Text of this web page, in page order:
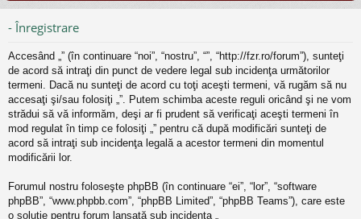
- Înregistrare
Accesând „” (în continuare “noi”, “nostru”, “”, “http://fzr.ro/forum”), sunteţi
de acord să intraţi din punct de vedere legal sub incidenţa următorilor
termeni. Dacă nu sunteţi de acord cu toţi aceşti termeni, vă rugăm să nu
accesaţi şi/sau folosiţi „”. Putem schimba aceste reguli oricând şi ne vom
strădui să vă informăm, deşi ar fi prudent să verificaţi aceşti termeni în
mod regulat în timp ce folosiţi „” pentru că după modificări sunteţi de
acord să intraţi sub incidenţa legală a acestor termeni din momentul
modificării lor.
Forumul nostru foloseşte phpBB (în continuare “ei”, “lor”, “software
phpBB”, “www.phpbb.com”, “phpBB Limited”, “phpBB Teams”), care este
o soluţie pentru forum lansată sub incidenţa „